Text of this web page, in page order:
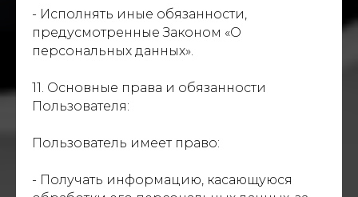
- Исполнять иные обязанности,
предусмотренные Законом «О
персональных данных».
11. Основные права и обязанности
Пользователя:
Пользователь имеет право:
- Получать информацию, касающуюся